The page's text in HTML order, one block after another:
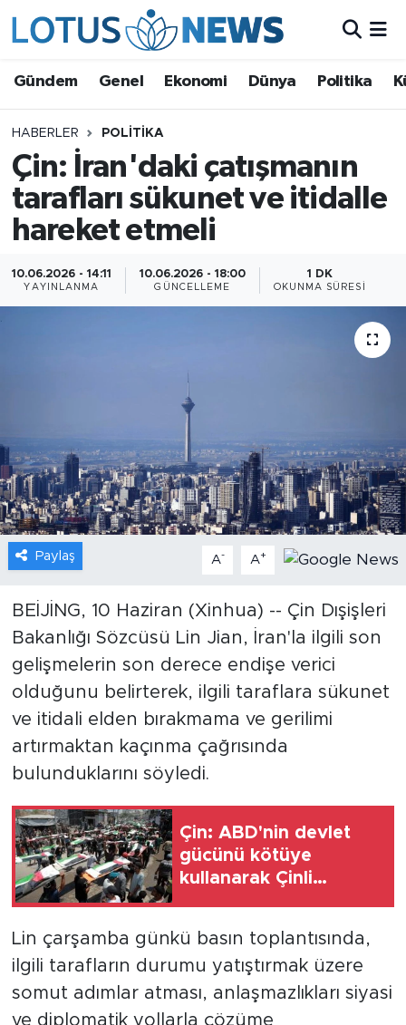
Gündem Genel Ekonomi Dünya Politika
HABERLER POLITIKA
Çin: İran'daki çatışmanın
tarafları sükunet ve itidalle
hareket etmeli
10.06.2026 - 14:11
YAYINLANMA
10.06.2026 - 18:00
GÜNCELLEME
1 DK
OKUNMA SÜRESI
Paylaş A- A+
BEİJİNG, 10 Haziran (Xinhua) -- Çin Dışişleri
Bakanlığı Sözcüsü Lin Jian, İran'la ilgili son
gelişmelerin son derece endişe verici
olduğunu belirterek, ilgili taraflara sükunet
ve itidali elden bırakmama ve gerilimi
artırmaktan kaçınma çağrısında
bulunduklarını söyledi.
Çin: ABD'nin devlet
gücünü kötüye
kullanarak Çinli
karşıyız
Lin çarşamba günkü basın toplantısında,
ilgili tarafların durumu yatıştırmak üzere
somut adımlar atması, anlaşmazlıkları siyasi
ve diplomatik yollarla çözüme
Ekonomi
Dünya
Politika
Gündem
Video
Sağlık
Xinhua
Xinhua Türkiye
Seyahat